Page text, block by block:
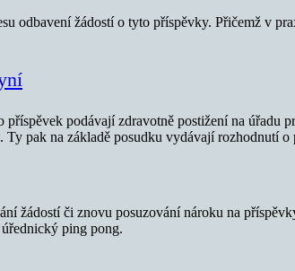
odbavení žádostí o tyto příspěvky. Přičemž v
podávají zdravotně postižení na úřadu
pak na základě posudku vydávají rozhodnutí
žádostí či znovu posuzování nároku na
ping pong.